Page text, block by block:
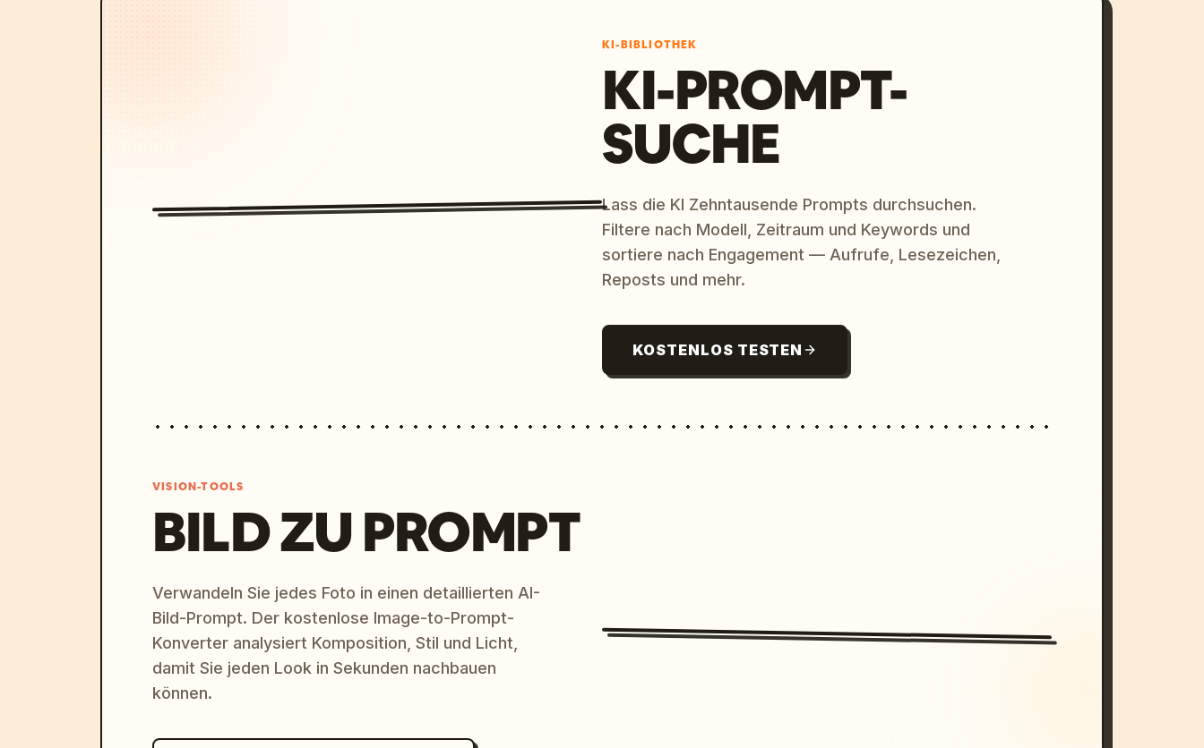
KI-BIBLIOTHEK
KI-PROMPT-
SUCHE
Lass die KI Zehntausende Prompts durchsuchen.
Filtere nach Modell, Zeitraum und Keywords und
sortiere nach Engagement — Aufrufe, Lesezeichen,
Reposts und mehr.
KOSTENLOS TESTEN
VISION-TOOLS
BILD ZU PROMPT
Verwandeln Sie jedes Foto in einen detaillierten AI-
Bild-Prompt. Der kostenlose Image-to-Prompt-
Konverter analysiert Komposition, Stil und Licht,
damit Sie jeden Look in Sekunden nachbauen
können.